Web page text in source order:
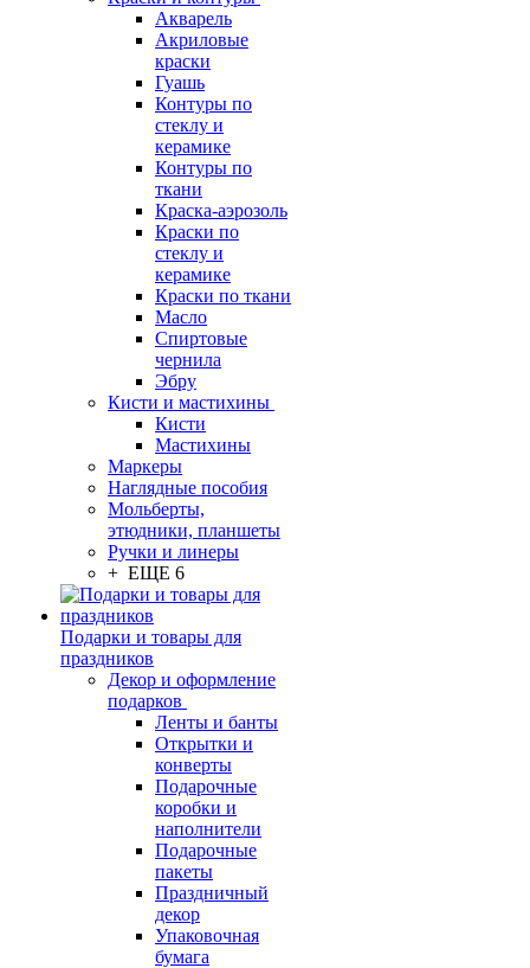
Акварель
Акриловые
краски
Гуашь
Контуры по
стеклу и
керамике
Контуры по
ткани
Краска-аэрозоль
Краски по
стеклу и
керамике
Краски по ткани
Масло
Спиртовые
чернила
Эбру
Кисти и мастихины
Кисти
Мастихины
Маркеры
Наглядные пособия
Мольберты,
этюдники, планшеты
Ручки и линеры
+ ЕЩЕ 6
Подарки и товары для
праздников
Декор и оформление
подарков
Ленты и банты
Открытки и
конверты
Подарочные
коробки и
наполнители
Подарочные
пакеты
Праздничный
декор
Упаковочная
бумага